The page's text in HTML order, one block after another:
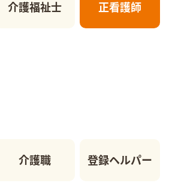
介護福祉士 正看護師
介護職 登録ヘルパー